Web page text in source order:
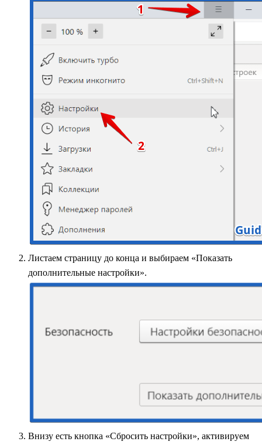
Листаем страницу до конца и выбираем «Показать
дополнительные настройки».
Внизу есть кнопка «Сбросить настройки», активируем